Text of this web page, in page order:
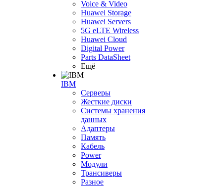
Voice & Video
Huawei Storage
Huawei Servers
5G eLTE Wireless
Huawei Cloud
Digital Power
Parts DataSheet
Ещё
IBM
Серверы
Жесткие диски
Системы хранения
данных
Адаптеры
Память
Кабель
Power
Модули
Трансиверы
Разное